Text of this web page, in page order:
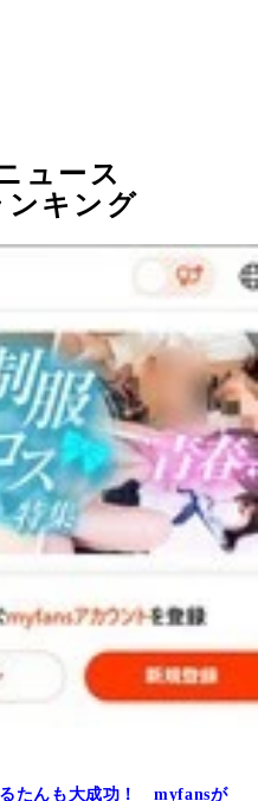
ュース
ンキング
たんも大成功！ myfansが